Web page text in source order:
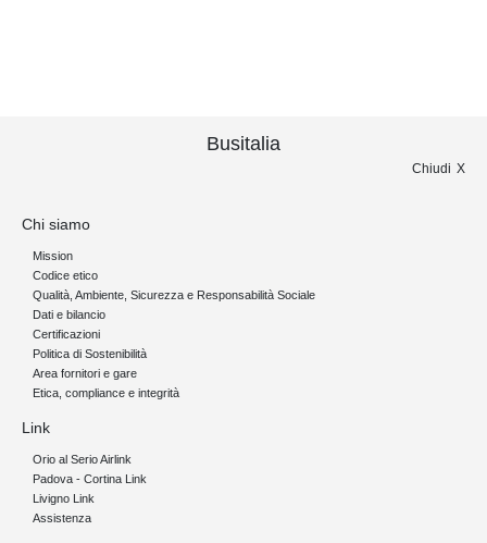
Busitalia
Chiudi
Chi siamo
Mission
Codice etico
Qualità, Ambiente, Sicurezza e Responsabilità Sociale
Dati e bilancio
Certificazioni
Politica di Sostenibilità
Area fornitori e gare
Etica, compliance e integrità
Link
Orio al Serio Airlink
Padova - Cortina Link
Livigno Link
Assistenza